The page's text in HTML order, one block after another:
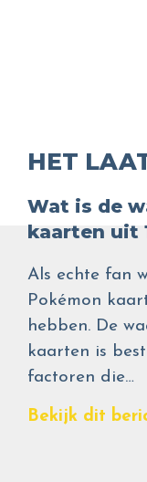
HET
Wat is de
kaarten uit
Als echte fan
Pokémon
hebben. De
kaarten is
factoren die…
Bekijk dit